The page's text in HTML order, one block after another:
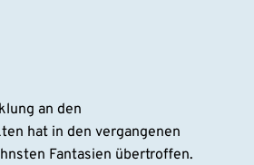
an den
hat in den vergangenen
Fantasien übertroffen.